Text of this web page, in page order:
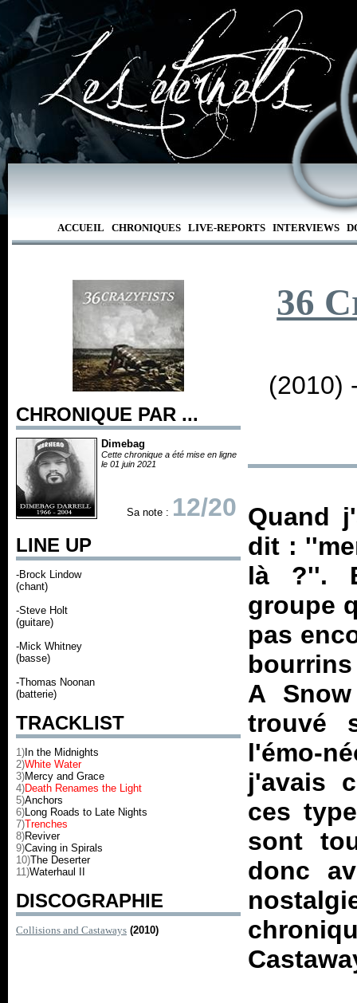
ACCUEIL CHRONIQUES LIVE-REPORTS INTERVIEWS
CHRONIQUE PAR ...
Dimebag
Cette chronique a été mise en ligne
le 01 juin 2021
Sa note : 12/20
LINE UP
-Brock Lindow
(chant)
-Steve Holt
(guitare)
-Mick Whitney
(basse)
-Thomas Noonan
(batterie)
TRACKLIST
1) In the Midnights
2)White Water
3)Mercy and Grace
4)Death Renames the Light
5)Anchors
6)Long Roads to Late Nights
7)Trenches
8)Reviver
9)Caving in Spirals
10)The Deserter
11)Waterhaul II
DISCOGRAPHIE
Collisions and Castaways (2010)
36
(2010)
Quand
dit :
là ?''.
groupe
pas
A
trouvé
l'émo-
j'avais
ces
sont
donc